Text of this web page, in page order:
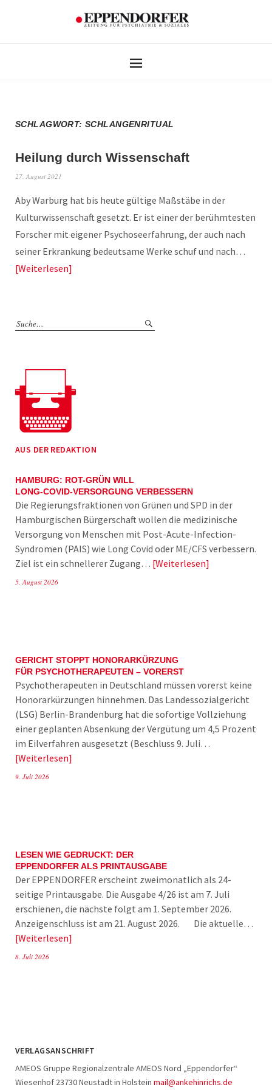
SCHLAGWORT:SCHLANGENRITUAL
Heilung durch Wissenschaft
27. August 2021
Aby Warburg hat bis heute gültige Maßstäbe in der
Kulturwissenschaft gesetzt. Er ist einer der berühmtesten
Forscher mit eigener Psychoseerfahrung, der auch nach
seiner Erkrankung bedeutsame Werke schuf und nach…
Weiterlesen
AUS DER REDAKTION
HAMBURG: ROT-GRÜN WILL
LONG-COVID-VERSORGUNG VERBESSERN
Die Regierungsfraktionen von Grünen und SPD in der
Hamburgischen Bürgerschaft wollen die medizinische
Versorgung von Menschen mit Post-Acute-Infection-
Syndromen (PAIS) wie Long Covid oder ME/CFS verbessern.
Ziel ist ein schnellerer Zugang… Weiterlesen
5. August 2026
GERICHT STOPPT HONORARKÜRZUNG
FÜR PSYCHOTHERAPEUTEN – VORERST
Psychotherapeuten in Deutschland müssen vorerst keine
Honorarkürzungen hinnehmen. Das Landessozialgericht
(LSG) Berlin-Brandenburg hat die sofortige Vollziehung
einer geplanten Absenkung der Vergütung um 4,5 Prozent
im Eilverfahren ausgesetzt (Beschluss 9. Juli…
Weiterlesen
9. Juli 2026
LESEN WIE GEDRUCKT: DER
EPPENDORFER ALS PRINTAUSGABE
Der EPPENDORFER erscheint zweimonatlich als 24-
seitige Printausgabe. Die Ausgabe 4/26 ist am 7. Juli
erschienen, die nächste folgt am 1. September 2026.
Anzeigenschluss ist am 21. August 2026. Die aktuelle…
Weiterlesen
8. Juli 2026
VERLAGSANSCHRIFT
AMEOS Gruppe Regionalzentrale AMEOS Nord „Eppendorfer“
Wiesenhof 23730 Neustadt in Holstein mail@ankehinrichs.de